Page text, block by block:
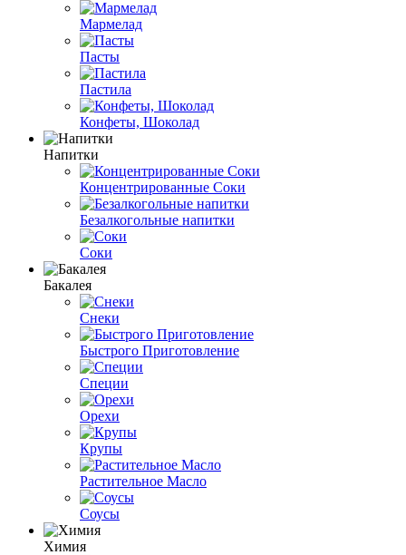
Мармелад
Пасты
Пастила
Конфеты, Шоколад
Напитки
Концентрированные Соки
Безалкогольные напитки
Соки
Бакалея
Снеки
Быстрого Приготовление
Специи
Орехи
Крупы
Растительное Масло
Соусы
Химия